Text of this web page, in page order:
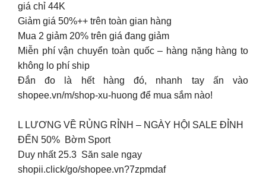
giá chỉ 44K
Giảm giá 50%++ trên toàn gian hàng
Mua 2 giảm 20% trên giá đang giảm
Miễn phí vận chuyển toàn quốc – hàng nặng hàng to
không lo phí ship
Đắn đo là hết hàng đó, nhanh tay ấn vào
shopee.vn/m/shop-xu-huong để mua sắm nào!
L LƯƠNG VỀ RỦNG RỈNH – NGÀY HỘI SALE ĐỈNH
ĐẾN 50% ️ Bờm Sport
Duy nhất 25.3 ️ Săn sale ngay
shopii.click/go/shopee.vn?7zpmdaf